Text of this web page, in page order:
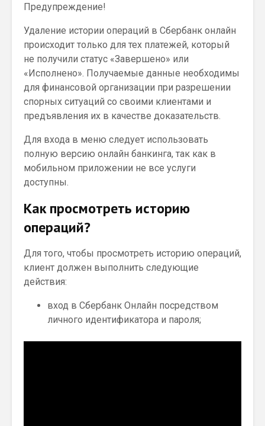
Предупреждение!
Удаление истории операций в Сбербанк онлайн
происходит только для тех платежей, который
не получили статус «Завершено» или
«Исполнено». Получаемые данные необходимы
для финансовой организации при разрешении
спорных ситуаций со своими клиентами и
предъявления их в качестве доказательств.
Для входа в меню следует использовать
полную версию онлайн банкинга, так как в
мобильном приложении не все услуги
доступны.
Как просмотреть историю
операций?
Для того, чтобы просмотреть историю операций,
клиент должен выполнить следующие
действия:
вход в Сбербанк Онлайн посредством
личного идентификатора и пароля;